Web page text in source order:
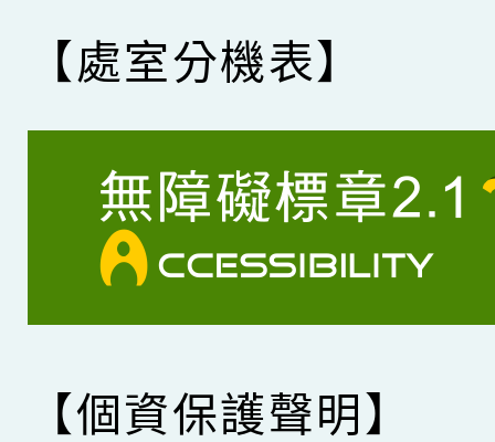
【處室分機表】
【個資保護聲明】